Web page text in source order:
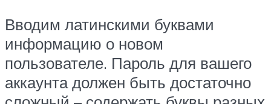
Вводим латинскими буквами
информацию о новом
пользователе. Пароль для вашего
аккаунта должен быть достаточно